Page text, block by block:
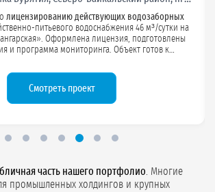
лицензированию действующих водозаборных
водоснабжения 46 м³/сутки на
Оформлена лицензия, подготовлены
и программа мониторинга. Объект готов к
Смотреть проект
часть нашего портфолио . Многие
промышленных холдингов и крупных